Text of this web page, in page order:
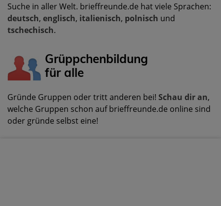
Suche in aller Welt. brieffreunde.de hat viele Sprachen:
deutsch, englisch, italienisch, polnisch und
tschechisch.
Grüppchenbildung
für alle
Gründe Gruppen oder tritt anderen bei! Schau dir an,
welche Gruppen schon auf brieffreunde.de online sind
oder gründe selbst eine!